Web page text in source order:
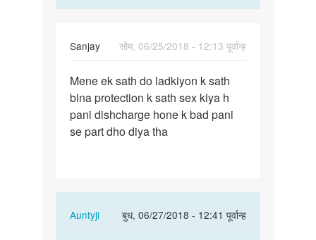
Sanjay
सोम, 06/25/2018 - 12:13 पूर्वान्ह
Mene
ek
sath
do
Mene ek sath do ladkiyon k sath
bina protection k sath sex kiya h
pani dishcharge hone k bad pani
se part dho diya tha
Auntyji
बुध, 06/27/2018 - 12:41 पूर्वान्ह
In